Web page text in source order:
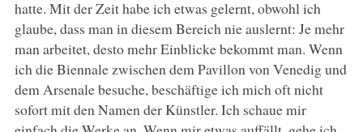
hatte. Mit der Zeit habe ich etwas gelernt, obwohl ich
glaube, dass man in diesem Bereich nie auslernt: Je mehr
man arbeitet, desto mehr Einblicke bekommt man. Wenn
ich die Biennale zwischen dem Pavillon von Venedig und
dem Arsenale besuche, beschäftige ich mich oft nicht
sofort mit den Namen der Künstler. Ich schaue mir